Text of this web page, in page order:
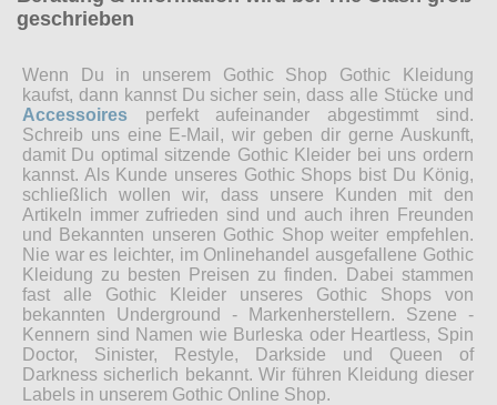
geschrieben
Wenn Du in unserem Gothic Shop Gothic Kleidung
kaufst, dann kannst Du sicher sein, dass alle Stücke und
Accessoires perfekt aufeinander abgestimmt sind.
Schreib uns eine E-Mail, wir geben dir gerne Auskunft,
damit Du optimal sitzende Gothic Kleider bei uns ordern
kannst. Als Kunde unseres Gothic Shops bist Du König,
schließlich wollen wir, dass unsere Kunden mit den
Artikeln immer zufrieden sind und auch ihren Freunden
und Bekannten unseren Gothic Shop weiter empfehlen.
Nie war es leichter, im Onlinehandel ausgefallene Gothic
Kleidung zu besten Preisen zu finden. Dabei stammen
fast alle Gothic Kleider unseres Gothic Shops von
bekannten Underground - Markenherstellern. Szene -
Kennern sind Namen wie Burleska oder Heartless, Spin
Doctor, Sinister, Restyle, Darkside und Queen of
Darkness sicherlich bekannt. Wir führen Kleidung dieser
Labels in unserem Gothic Online Shop.